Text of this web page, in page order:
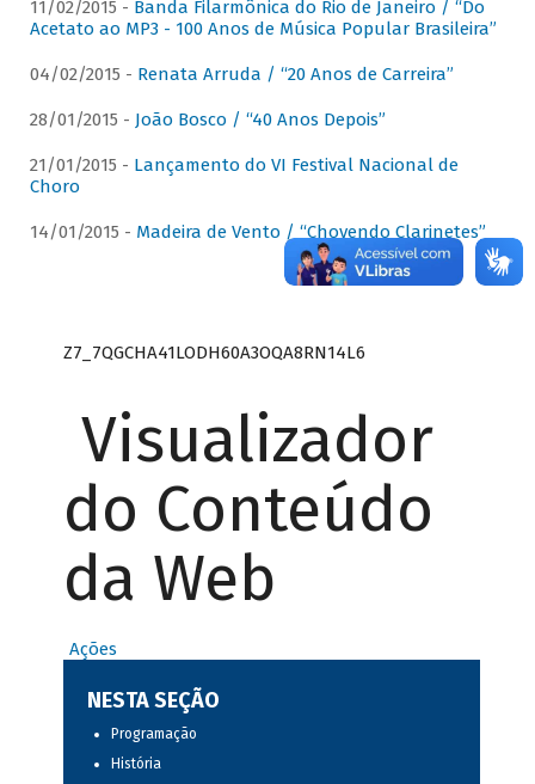
11/02/2015 - Banda Filarmônica do Rio de Janeiro / “Do
Acetato ao MP3 - 100 Anos de Música Popular Brasileira”
04/02/2015 - Renata Arruda / “20 Anos de Carreira”
28/01/2015 - João Bosco / “40 Anos Depois”
21/01/2015 - Lançamento do VI Festival Nacional de
Choro
14/01/2015 - Madeira de Vento / “Chovendo Clarinetes”
Z7_7QGCHA41LODH60A3OQA8RN14L6
Visualizador
do Conteúdo
da Web
Ações
NESTA SEÇÃO
Programação
História